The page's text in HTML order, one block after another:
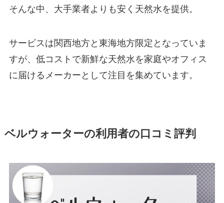
そんな中、大手業者よりも安く天然水を提供。
サービスは関西地方と東海地方限定となっていま
すが、低コストで新鮮な天然水を家庭やオフィス
に届けるメーカーとして注目を集めています。
ベルウォーターの利用者の口コミ評判